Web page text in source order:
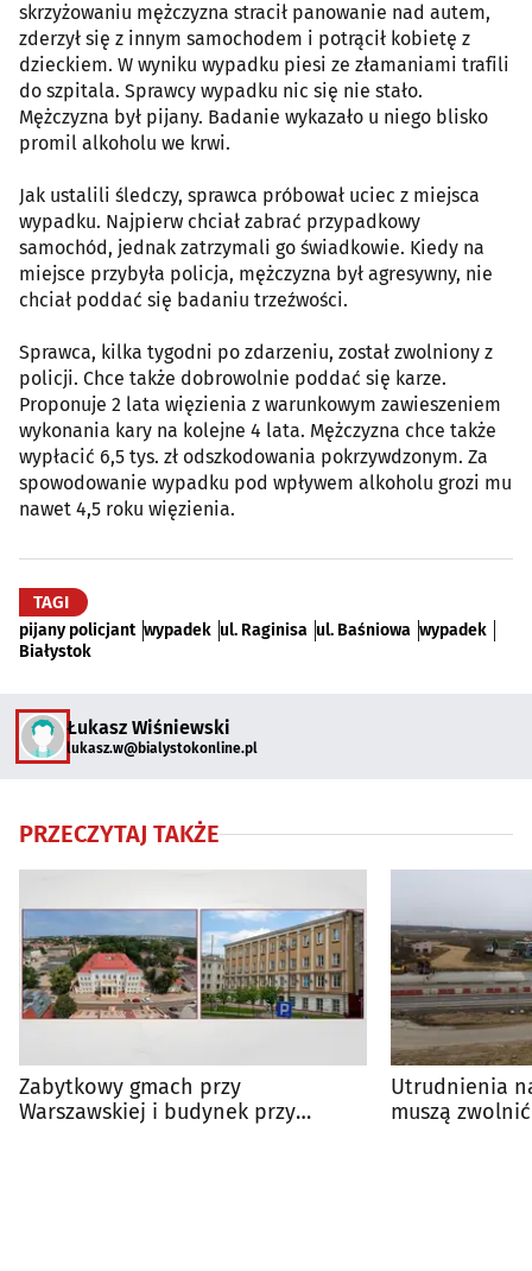
skrzyżowaniu mężczyzna stracił panowanie nad autem,
zderzył się z innym samochodem i potrącił kobietę z
dzieckiem. W wyniku wypadku piesi ze złamaniami trafili
do szpitala. Sprawcy wypadku nic się nie stało.
Mężczyzna był pijany. Badanie wykazało u niego blisko
promil alkoholu we krwi.
Jak ustalili śledczy, sprawca próbował uciec z miejsca
wypadku. Najpierw chciał zabrać przypadkowy
samochód, jednak zatrzymali go świadkowie. Kiedy na
miejsce przybyła policja, mężczyzna był agresywny, nie
chciał poddać się badaniu trzeźwości.
Sprawca, kilka tygodni po zdarzeniu, został zwolniony z
policji. Chce także dobrowolnie poddać się karze.
Proponuje 2 lata więzienia z warunkowym zawieszeniem
wykonania kary na kolejne 4 lata. Mężczyzna chce także
wypłacić 6,5 tys. zł odszkodowania pokrzywdzonym. Za
spowodowanie wypadku pod wpływem alkoholu grozi mu
nawet 4,5 roku więzienia.
TAGI
pijany policjant wypadek ul. Raginisa ul. Baśniowa wypadek
Białystok
Łukasz Wiśniewski
lukasz.w@bialystokonline.pl
PRZECZYTAJ TAKŻE
Zabytkowy gmach przy
Warszawskiej i budynek przy
Utrudnienia
muszą zwolnić